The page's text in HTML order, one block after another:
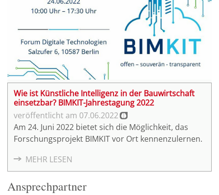
Wie ist Künstliche Intelligenz in der Bauwirtschaft
einsetzbar? BIMKIT-Jahrestagung 2022
07.06.2022
Am 24. Juni 2022 bietet sich die Möglichkeit, das
Forschungsprojekt BIMKIT vor Ort kennenzulernen.
MEHR LESEN
Ansprechpartner